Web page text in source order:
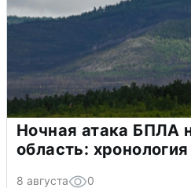
Ночная атака БПЛА
область: хронология
8 августа 0